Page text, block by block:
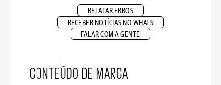
RELATAR ERROS
RECEBER NOTÍCIAS NO WHATS
FALAR COM A GENTE
CONTEÚDO DE MARCA